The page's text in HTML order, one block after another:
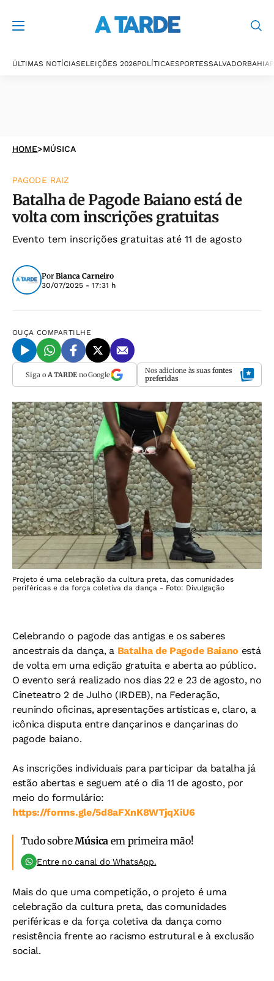
ÚLTIMAS NOTÍCIASELEIÇÕES 2026POLÍTICAESPORTESSALVADORBAHIA
HOME>MÚSICA
PAGODE RAIZ
Batalha de Pagode Baiano está de
volta com inscrições gratuitas
Evento tem inscrições gratuitas até 11 de agosto
Por Bianca Carneiro
30/07/2025 - 17:31 h
OUÇA COMPARTILHE
Siga o A TARDEno Google Nos adicione às suas fontes
preferidas
Projeto é uma celebração da cultura preta, das comunidades
periféricas e da força coletiva da dança - Foto: Divulgação
Celebrando o pagode das antigas e os saberes
ancestrais da dança, a Batalha de Pagode Baiano está
de volta em uma edição gratuita e aberta ao público.
O evento será realizado nos dias 22 e 23 de agosto, no
Cineteatro 2 de Julho (IRDEB), na Federação,
reunindo oficinas, apresentações artísticas e, claro, a
icônica disputa entre dançarinos e dançarinas do
pagode baiano.
As inscrições individuais para participar da batalha já
estão abertas e seguem até o dia 11 de agosto, por
meio do formulário:
https://forms.gle/5d8aFXnK8WTjqXiU6
Tudo sobreMúsica em primeira mão!
Entre no canal do WhatsApp.
Mais do que uma competição, o projeto é uma
celebração da cultura preta, das comunidades
periféricas e da força coletiva da dança como
resistência frente ao racismo estrutural e à exclusão
social.